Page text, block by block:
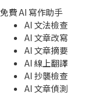
免費 AI 寫作助手
AI 文法檢查
AI 文章改寫
AI 文章摘要
AI 線上翻譯
AI 抄襲檢查
AI 文章偵測